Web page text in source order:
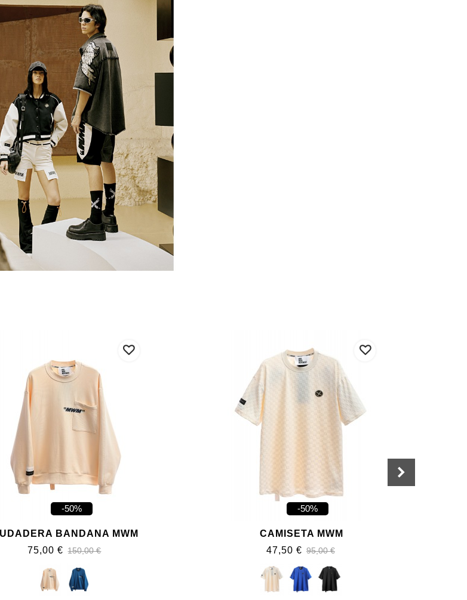
-50%
BANDANA MWM
75,00 € 150,00 €
-50%
CAMISETA MWM
47,50 € 95,00 €